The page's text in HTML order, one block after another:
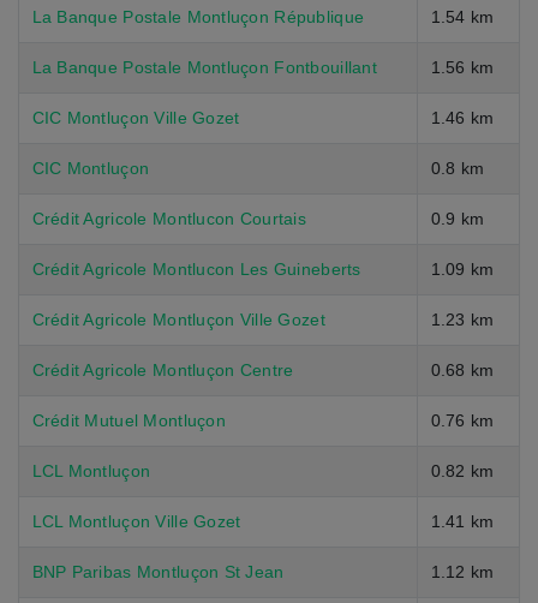
La Banque Postale Montluçon République 1.54 km
La Banque Postale Montluçon Fontbouillant 1.56 km
CIC Montluçon Ville Gozet 1.46 km
CIC Montluçon 0.8 km
Crédit Agricole Montlucon Courtais 0.9 km
Crédit Agricole Montlucon Les Guineberts 1.09 km
Crédit Agricole Montluçon Ville Gozet 1.23 km
Crédit Agricole Montluçon Centre 0.68 km
Crédit Mutuel Montluçon 0.76 km
LCL Montluçon 0.82 km
LCL Montluçon Ville Gozet 1.41 km
BNP Paribas Montluçon St Jean 1.12 km